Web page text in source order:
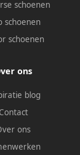
schoenen
schoenen
schoenen
ons
blog
Contact
ons